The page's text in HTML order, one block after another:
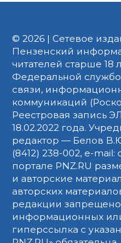
© 2026 | Сетевое
Пензенский
читателей старше 18
Федеральной
связи,
коммуникаций
Реестровая запись
18.02.2022 года.
редактор — Белов
(8412) 238-002, e-
портале PNZ.RU
и авторские
авторских
редакции
информационных
гиперссылка с